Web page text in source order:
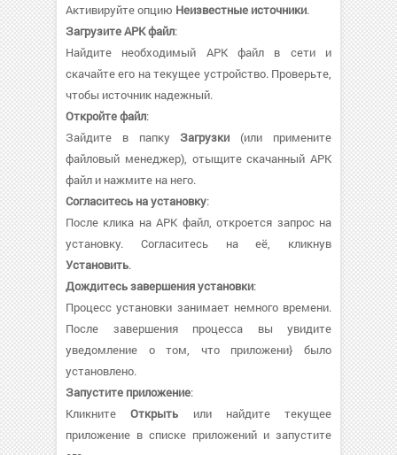
Активируйте опцию Неизвестные источники.
Загрузите APK файл:
Найдите необходимый APK файл в сети и
скачайте его на текущее устройство. Проверьте,
чтобы источник надежный.
Откройте файл:
Зайдите в папкуЗагрузки (или примените
файловый менеджер), отыщите скачанный APK
файл и нажмите на него.
Согласитесь на установку:
После клика на APK файл, откроется запрос на
установку. Согласитесь на её, кликнув
Установить.
Дождитесь завершения установки:
Процесс установки занимает немного времени.
После завершения процесса вы увидите
уведомление о том, что приложени} было
установлено.
Запустите приложение:
КликнитеОткрыть или найдите текущее
приложение в списке приложений и запустите